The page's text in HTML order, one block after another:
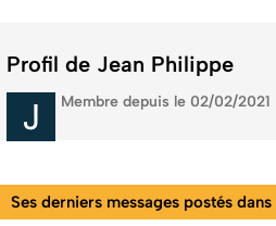
Profil de Jean Philippe
Membre depuis le 02/02/2021
Ses derniers messages postés dans